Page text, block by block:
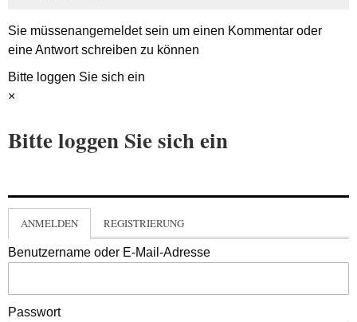
Sie müssenangemeldetsein um einen Kommentar oder
eine Antwort schreiben zu können
Bitte loggen Sie sich ein
×
Bitte loggen Sie sich ein
ANMELDEN REGISTRIERUNG
Benutzername oder E-Mail-Adresse
Passwort